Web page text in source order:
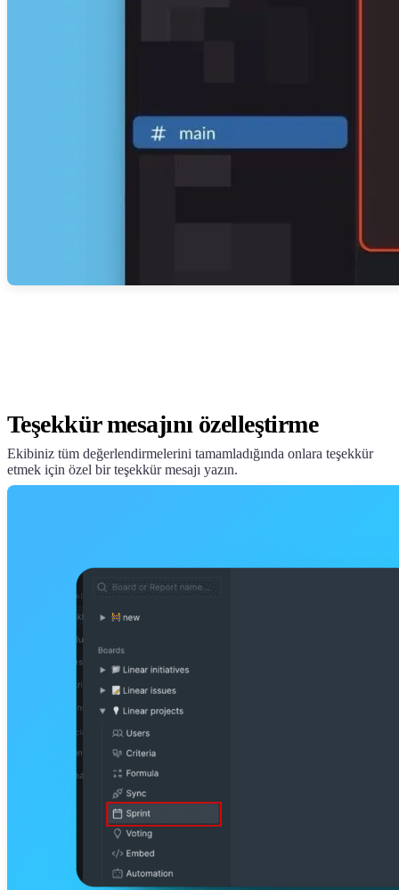
Teşekkür mesajını özelleştirme
Ekibiniz tüm değerlendirmelerini tamamladığında onlara teşekkür
etmek için özel bir teşekkür mesajı yazın.